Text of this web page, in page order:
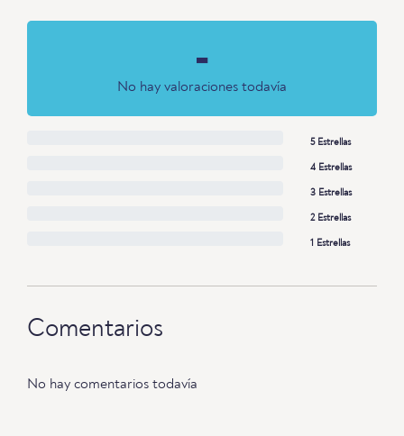
-
No hay valoraciones todavía
5 Estrellas
4 Estrellas
3 Estrellas
2 Estrellas
1 Estrellas
Comentarios
No hay comentarios todavía